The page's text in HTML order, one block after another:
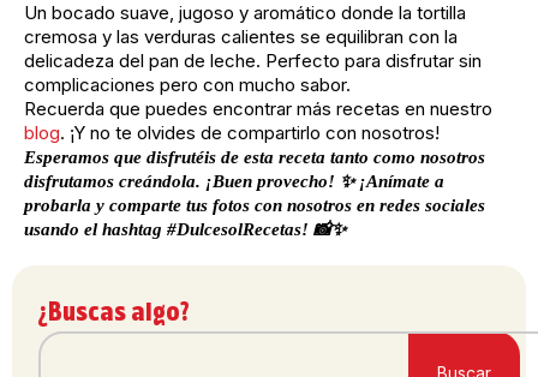
Un bocado suave, jugoso y aromático donde la tortilla
cremosa y las verduras calientes se equilibran con la
delicadeza del pan de leche. Perfecto para disfrutar sin
complicaciones pero con mucho sabor.
Recuerda que puedes encontrar más recetas en nuestro
blog. ¡Y no te olvides de compartirlo con nosotros!
Esperamos que disfrutéis de esta receta tanto como nosotros
disfrutamos creándola. ¡Buen provecho! ✨ ¡Anímate a
probarla y comparte tus fotos con nosotros en redes sociales
usando el hashtag #DulcesolRecetas! 📸✨
¿Buscas algo?